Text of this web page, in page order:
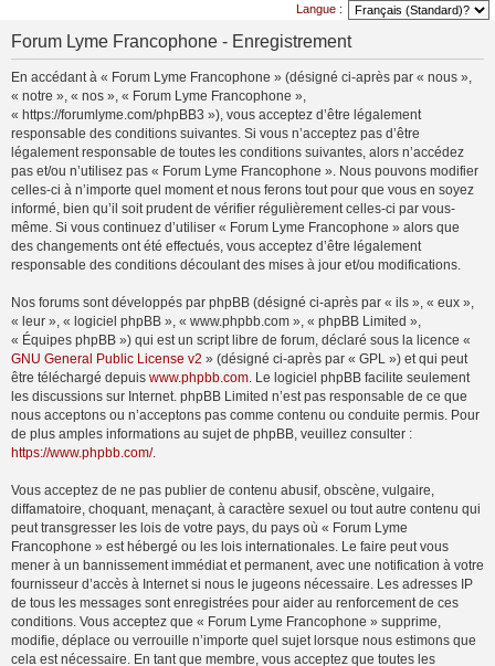
Langue :
Forum Lyme Francophone - Enregistrement
En accédant à « Forum Lyme Francophone » (désigné ci-après par « nous »,
« notre », « nos », « Forum Lyme Francophone »,
« https://forumlyme.com/phpBB3 »), vous acceptez d’être légalement
responsable des conditions suivantes. Si vous n’acceptez pas d’être
légalement responsable de toutes les conditions suivantes, alors n’accédez
pas et/ou n’utilisez pas « Forum Lyme Francophone ». Nous pouvons modifier
celles-ci à n’importe quel moment et nous ferons tout pour que vous en soyez
informé, bien qu’il soit prudent de vérifier régulièrement celles-ci par vous-
même. Si vous continuez d’utiliser « Forum Lyme Francophone » alors que
des changements ont été effectués, vous acceptez d’être légalement
responsable des conditions découlant des mises à jour et/ou modifications.
Nos forums sont développés par phpBB (désigné ci-après par « ils », « eux »,
« leur », « logiciel phpBB », « www.phpbb.com », « phpBB Limited »,
« Équipes phpBB ») qui est un script libre de forum, déclaré sous la licence «
GNU General Public License v2 » (désigné ci-après par « GPL ») et qui peut
être téléchargé depuis www.phpbb.com. Le logiciel phpBB facilite seulement
les discussions sur Internet. phpBB Limited n’est pas responsable de ce que
nous acceptons ou n’acceptons pas comme contenu ou conduite permis. Pour
de plus amples informations au sujet de phpBB, veuillez consulter :
https://www.phpbb.com/.
Vous acceptez de ne pas publier de contenu abusif, obscène, vulgaire,
diffamatoire, choquant, menaçant, à caractère sexuel ou tout autre contenu qui
peut transgresser les lois de votre pays, du pays où « Forum Lyme
Francophone » est hébergé ou les lois internationales. Le faire peut vous
mener à un bannissement immédiat et permanent, avec une notification à votre
fournisseur d’accès à Internet si nous le jugeons nécessaire. Les adresses IP
de tous les messages sont enregistrées pour aider au renforcement de ces
conditions. Vous acceptez que « Forum Lyme Francophone » supprime,
modifie, déplace ou verrouille n’importe quel sujet lorsque nous estimons que
cela est nécessaire. En tant que membre, vous acceptez que toutes les